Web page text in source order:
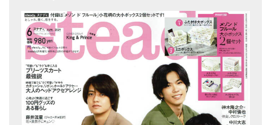
カートを見る
商品一覧
アマナマナのシンギングボウル
チベット・シンギングボウル
新・鍛造スペシャル